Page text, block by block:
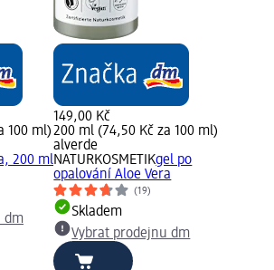
100 ml)
200 ml
dm
149,00 Kč
200 ml (74,50 Kč za 100 ml)
alverde
NATURKOSMETIKgel po
opalování Aloe Vera
(19)
Skladem
Vybrat prodejnu dm